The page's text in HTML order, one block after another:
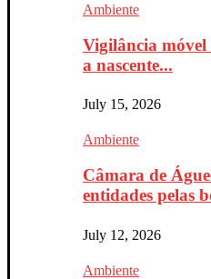
Ambiente
Vigilância móvel
a nascente...
July 15, 2026
Ambiente
Câmara de
entidades pelas
July 12, 2026
Ambiente